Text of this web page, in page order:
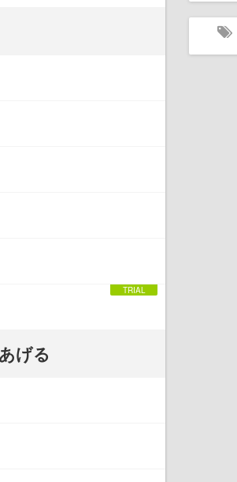
げる